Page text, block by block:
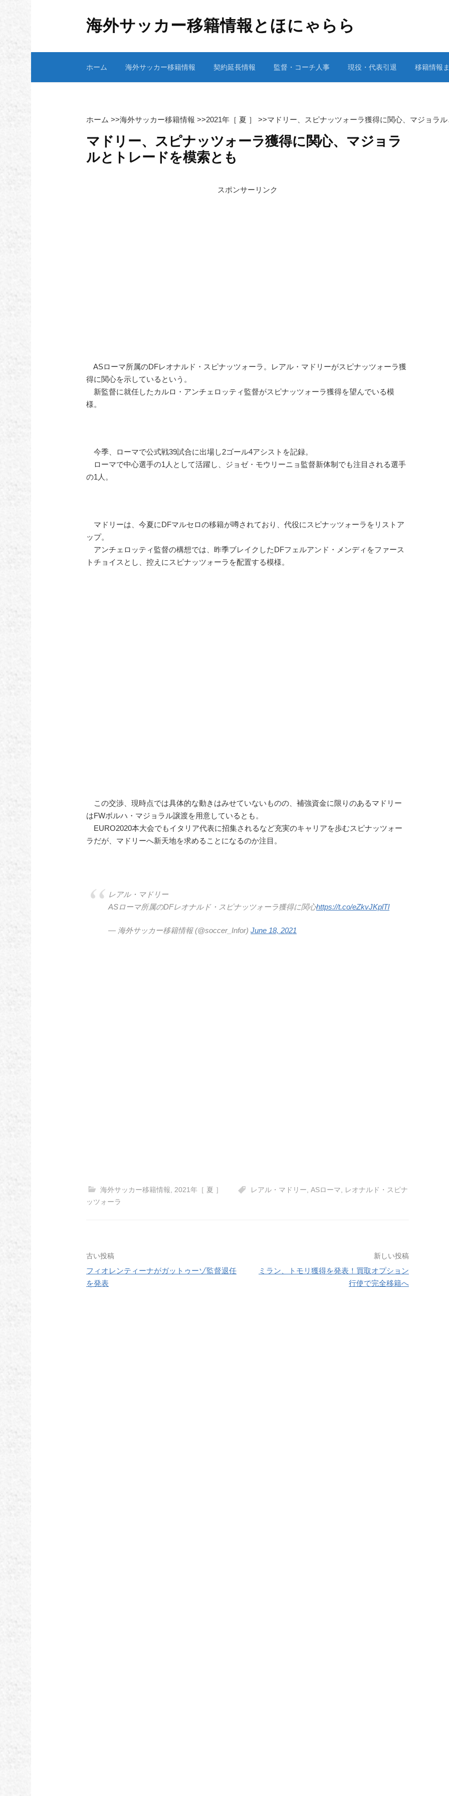
ス
海外サッカー移籍情報とほにゃらら
ホーム 海外サッカー移籍情報 契約延長情報 監督・コーチ人事 現役・代表引退 移籍情報
ホーム >>海外サッカー移籍情報 >>2021年［ 夏 ］ >>マドリー、スピナッツォーラ獲得に関心、マジョラ
マドリー、スピナッツォーラ獲得に関心、マジョラ
ルとトレードを模索とも
スポンサーリンク
ASローマ所属のDFレオナルド・スピナッツォーラ。レアル・マドリーがスピナッツォーラ獲
得に関心を示しているという。
新監督に就任したカルロ・アンチェロッティ監督がスピナッツォーラ獲得を望んでいる模
様。
今季、ローマで公式戦39試合に出場し2ゴール4アシストを記録。
ローマで中心選手の1人として活躍し、ジョゼ・モウリーニョ監督新体制でも注目される選手
の1人。
マドリーは、今夏にDFマルセロの移籍が噂されており、代役にスピナッツォーラをリストア
ップ。
アンチェロッティ監督の構想では、昨季ブレイクしたDFフェルアンド・メンディをファース
トチョイスとし、控えにスピナッツォーラを配置する模様。
この交渉、現時点では具体的な動きはみせていないものの、補強資金に限りのあるマドリー
はFWボルハ・マジョラル譲渡を用意しているとも。
EURO2020本大会でもイタリア代表に招集されるなど充実のキャリアを歩むスピナッツォー
ラだが、マドリーへ新天地を求めることになるのか注目。
レアル・マドリー
ASローマ所属のDFレオナルド・スピナッツォーラ獲得に関心https://t.co/eZkvJKplTl
— 海外サッカー移籍情報 (@soccer_Infor) June 18, 2021
海外サッカー移籍情報 2021年［ 夏 ］ レアル・マドリー ASローマ
レオナルド・スピナ
ッツォーラ
投
稿
古い投稿
フィオレンティーナがガットゥーゾ監督退任
を発表
新しい投稿
ミラン、トモリ獲得を発表！買取オプション
行使で完全移籍へ